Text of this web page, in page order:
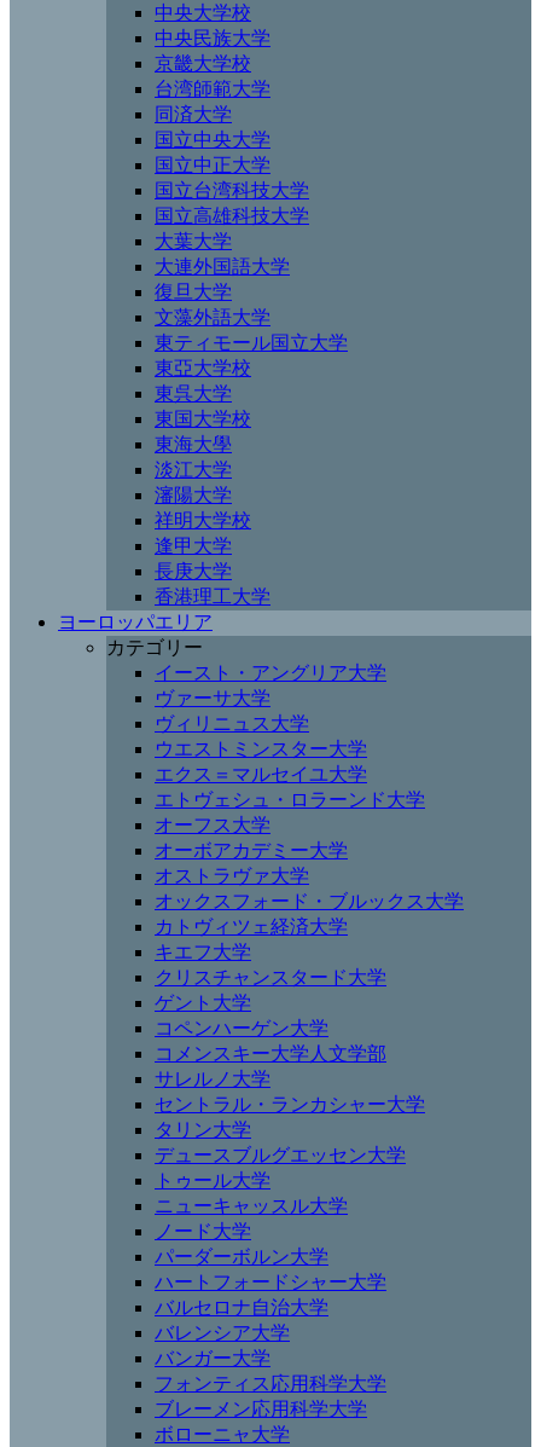
中央大学校
中央民族大学
京畿大学校
台湾師範大学
同済大学
国立中央大学
国立中正大学
国立台湾科技大学
国立高雄科技大学
大葉大学
大連外国語大学
復旦大学
文藻外語大学
東ティモール国立大学
東亞大学校
東呉大学
東国大学校
東海大學
淡江大学
瀋陽大学
祥明大学校
逢甲大学
長庚大学
香港理工大学
ヨーロッパエリア
カテゴリー
イースト・アングリア大学
ヴァーサ大学
ヴィリニュス大学
ウエストミンスター大学
エクス＝マルセイユ大学
エトヴェシュ・ロラーンド大学
オーフス大学
オーボアカデミー大学
オストラヴァ大学
オックスフォード・ブルックス大学
カトヴィツェ経済大学
キエフ大学
クリスチャンスタード大学
ゲント大学
コペンハーゲン大学
コメンスキー大学人文学部
サレルノ大学
セントラル・ランカシャー大学
タリン大学
デュースブルグエッセン大学
トゥール大学
ニューキャッスル大学
ノード大学
パーダーボルン大学
ハートフォードシャー大学
バルセロナ自治大学
バレンシア大学
バンガー大学
フォンティス応用科学大学
ブレーメン応用科学大学
ボローニャ大学